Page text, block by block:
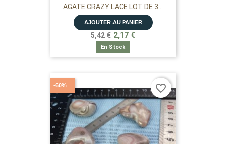
AGATE CRAZY LACE LOT DE 3...
AJOUTER AU PANIER
5,42 € 2,17 €
En Stock
-60% favorite_border